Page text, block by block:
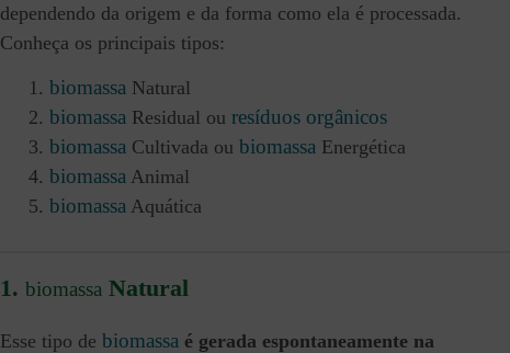
dependendo da origem e da forma como ela é processada.
Conheça os principais tipos:
biomassa Natural
biomassa Residual ou resíduos orgânicos
biomassa Cultivada ou biomassa Energética
biomassa Animal
biomassa Aquática
1. biomassa Natural
Esse tipo de biomassa é gerada espontaneamente na